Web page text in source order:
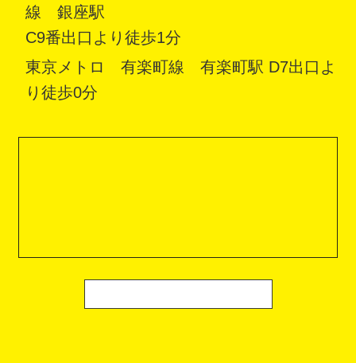
線 銀座駅
C9番出口より徒歩1分
東京メトロ 有楽町線 有楽町駅 D7出口よ
り徒歩0分